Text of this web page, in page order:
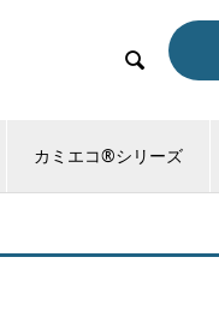

カミエコ®シリーズ